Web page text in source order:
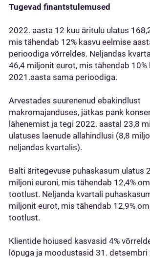
Tugevad finantstulemused
2022. aasta 12 kuu äritulu ulatus
mis tähendab 12% kasvu eelmise
perioodiga võrreldes. Neljandas
46,4 miljonit eurot, mis tähendab 10%
2021.aasta sama perioodiga.
Arvestades suurenenud ebakindlust
makromajanduses, jätkas pank
lähenemist ja tegi 2022. aastal 23,8
ulatuses laenude allahindlusi (8,8
neljandas kvartalis).
Balti äritegevuse puhaskasum ulatus
miljoni euroni, mis tähendab 12,4%
tootlust. Neljanda kvartali
miljonit eurot, mis tähendab 12,9%
tootlust.
Klientide hoiused kasvasid 4%
lõpuga ja moodustasid 31.